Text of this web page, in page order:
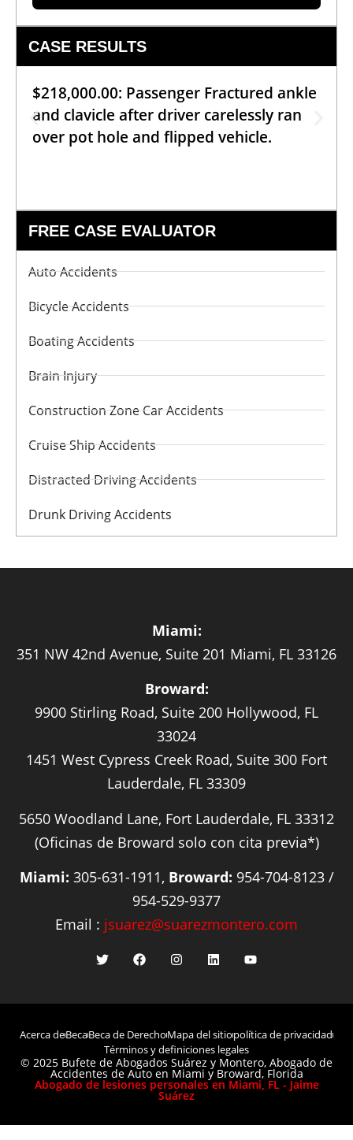
CASE RESULTS
$218,000.00: Passenger Fractured ankle
and clavicle after driver carelessly ran
over pot hole and flipped vehicle.
FREE CASE EVALUATOR
Auto Accidents
Bicycle Accidents
Boating Accidents
Brain Injury
Construction Zone Car Accidents
Cruise Ship Accidents
Distracted Driving Accidents
Drunk Driving Accidents
Miami:
351 NW 42nd Avenue, Suite 201 Miami, FL 33126
Broward:
9900 Stirling Road, Suite 200 Hollywood, FL
33024
1451 West Cypress Creek Road, Suite 300 Fort
Lauderdale, FL 33309
5650 Woodland Lane, Fort Lauderdale, FL 33312
(Oficinas de Broward solo con cita previa*)
Miami: 305-631-1911, Broward: 954-704-8123 /
954-529-9377
Email : jsuarez@suarezmontero.com
Acerca deBecaBeca de DerechoMapa del sitiopolítica de privacidad
Términos y definiciones legales
© 2025 Bufete de Abogados Suárez y Montero, Abogado de
Accidentes de Auto en Miami y Broward, Florida
Abogado de lesiones personales en Miami, FL - Jaime
Suárez